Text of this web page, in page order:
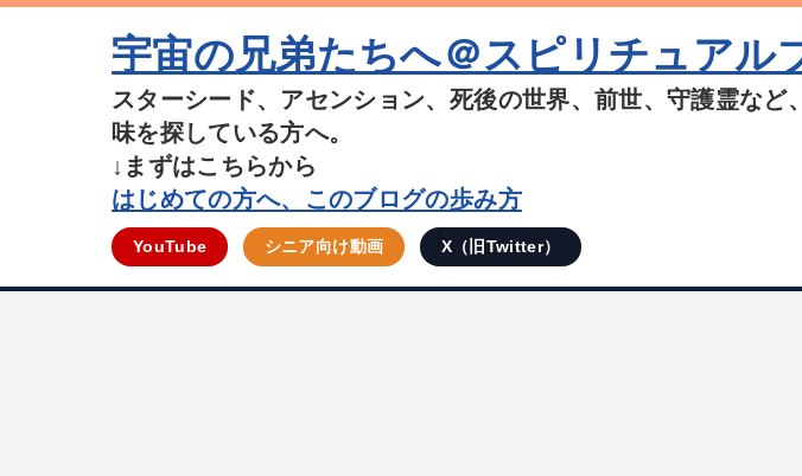
宇宙の兄弟たちへ＠スピリチュア
スターシード、アセンション、死後の世界、前世、守護霊な
味を探している方へ。
↓まずはこちらから
はじめての方へ、このブログの歩み方
YouTube シニア向け動画 X（旧Twitter）